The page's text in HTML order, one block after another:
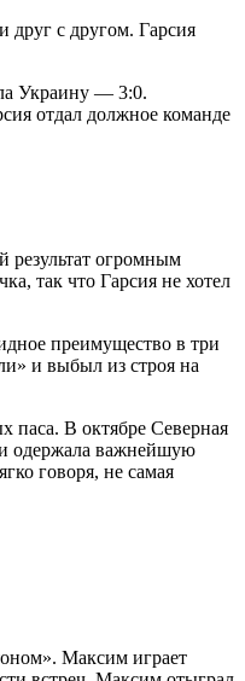
друг с другом. Гарсия
Украину — 3:0.
отдал должное команде
результат огромным
так что Гарсия не хотел
преимущество в три
и выбыл из строя на
паса. В октябре Северная
одержала важнейшую
говоря, не самая
Максим играет